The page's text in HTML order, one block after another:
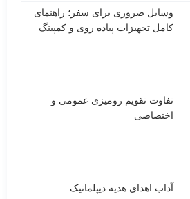
وسایل ضروری برای سفر؛ راهنمای
کامل تجهیزات پیاده روی و کمپینگ
تفاوت تقویم رومیزی عمومی و
اختصاصی
آداب اهدای هدیه دیپلماتیک